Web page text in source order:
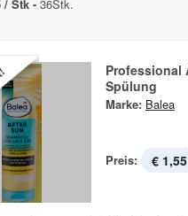
/ Stk - 36Stk.
Professional
Spülung
Marke: Balea
Preis: € 1,55